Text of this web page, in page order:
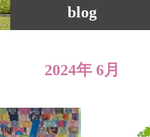
blog
2024年 6月